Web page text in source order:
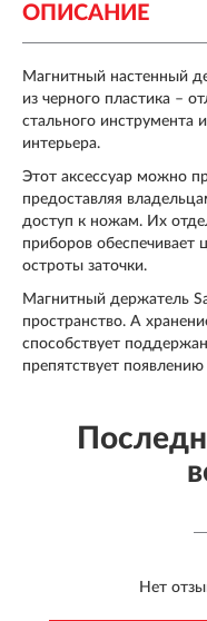
ОПИСАНИЕ
Магнитный настенный
из черного пластика –
стального инструмента
интерьера.
Этот аксессуар можно
предоставляя
доступ к ножам. Их
приборов обеспечивает
остроты заточки.
Магнитный держатель
пространство. А
способствует
препятствует
Нет